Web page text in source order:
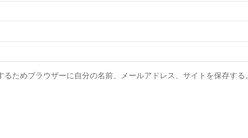
ためブラウザーに自分の名前、メールアドレス、サイトを保存する。